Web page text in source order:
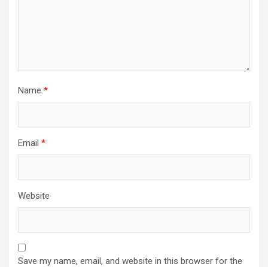
Name *
Email *
Website
Save my name, email, and website in this browser for the